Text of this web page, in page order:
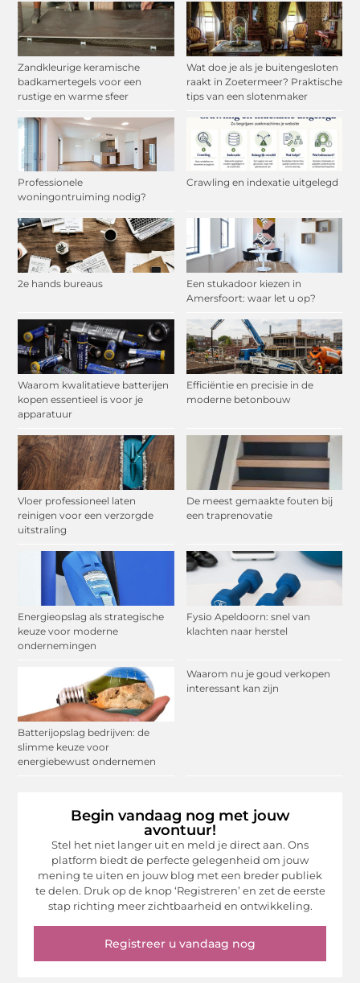
Zandkleurige keramische
badkamertegels voor een
rustige en warme sfeer
Wat doe je als je buitengesloten
raakt in Zoetermeer? Praktische
tips van een slotenmaker
Professionele
woningontruiming nodig?
Crawling en indexatie uitgelegd
2e hands bureaus
Een stukadoor kiezen in
Amersfoort: waar let u op?
Waarom kwalitatieve batterijen
kopen essentieel is voor je
apparatuur
Efficiëntie en precisie in de
moderne betonbouw
Vloer professioneel laten
reinigen voor een verzorgde
uitstraling
De meest gemaakte fouten bij
een traprenovatie
Energieopslag als strategische
keuze voor moderne
ondernemingen
Fysio Apeldoorn: snel van
klachten naar herstel
Batterijopslag bedrijven: de
slimme keuze voor
energiebewust ondernemen
Waarom nu je goud verkopen
interessant kan zijn
Begin vandaag nog met jouw
avontuur!
Stel het niet langer uit en meld je direct aan. Ons
platform biedt de perfecte gelegenheid om jouw
mening te uiten en jouw blog met een breder publiek
te delen. Druk op de knop ‘Registreren’ en zet de eerste
stap richting meer zichtbaarheid en ontwikkeling.
Registreer u vandaag nog